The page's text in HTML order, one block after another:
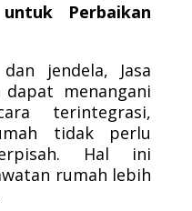
Perbaikan
jendela, Jasa
menangani
terintegrasi,
tidak perlu
Hal ini
rumah lebih